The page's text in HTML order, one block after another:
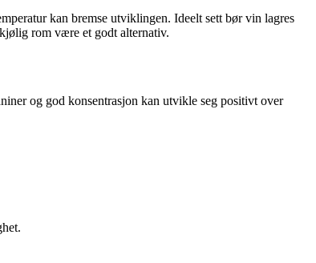
kan bremse utviklingen. Ideelt sett bør vin lagres
rom være et godt alternativ.
og god konsentrasjon kan utvikle seg positivt over